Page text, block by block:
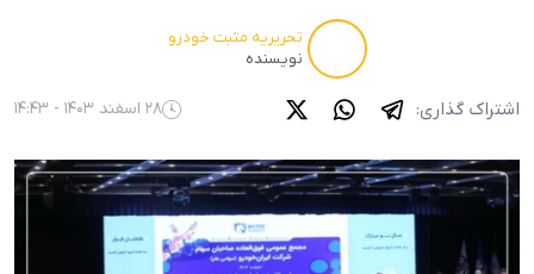
تحریریه مثبت خودرو
نویسنده
اشتراک گذاری: 28 اسفند 1403 - 14:43